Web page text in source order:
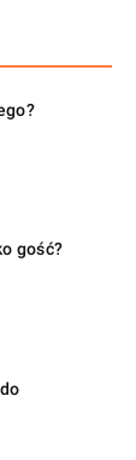
gość?